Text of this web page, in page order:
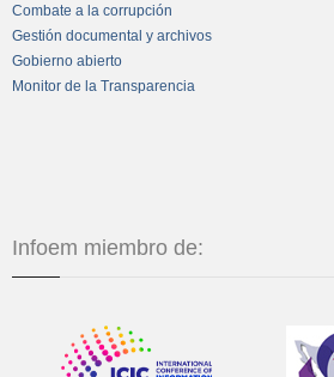
Combate a la corrupción
Gestión documental y archivos
Gobierno abierto
Monitor de la Transparencia
Infoem miembro de: